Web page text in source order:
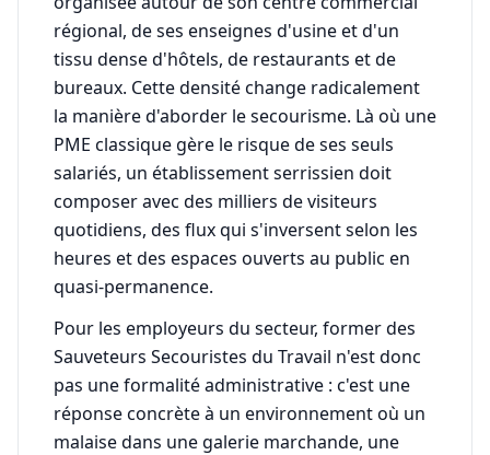
régional, de ses enseignes d'usine et d'un
tissu dense d'hôtels, de restaurants et de
bureaux. Cette densité change radicalement
la manière d'aborder le secourisme. Là où une
PME classique gère le risque de ses seuls
salariés, un établissement serrissien doit
composer avec des milliers de visiteurs
quotidiens, des flux qui s'inversent selon les
heures et des espaces ouverts au public en
quasi-permanence.
Pour les employeurs du secteur, former des
Sauveteurs Secouristes du Travail n'est donc
pas une formalité administrative : c'est une
réponse concrète à un environnement où un
malaise dans une galerie marchande, une